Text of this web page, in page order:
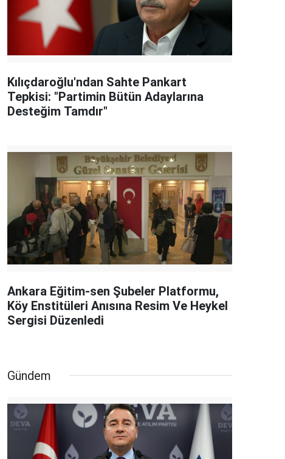
Kılıçdaroğlu'ndan Sahte Pankart
Tepkisi: "Partimin Bütün Adaylarına
Desteğim Tamdır"
Ankara Eğitim-sen Şubeler Platformu,
Köy Enstitüleri Anısına Resim Ve Heykel
Sergisi Düzenledi
Gündem